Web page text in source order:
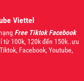
Viettel
Free Tiktok Facebook
từ 100k, 120k đến 150k..ưu
Facebook, Youtube,
mạng và liên mạng
cho đến 1.5Gb sử dụng